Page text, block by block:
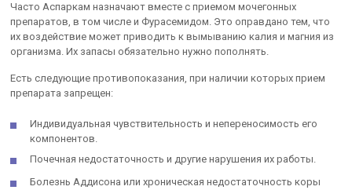
Часто Аспаркам назначают вместе с приемом мочегонных
препаратов, в том числе и Фурасемидом. Это оправдано тем, что
их воздействие может приводить к вымыванию калия и магния из
организма. Их запасы обязательно нужно пополнять.
Есть следующие противопоказания, при наличии которых прием
препарата запрещен:
Индивидуальная чувствительность и непереносимость его
компонентов.
Почечная недостаточность и другие нарушения их работы.
Болезнь Аддисона или хроническая недостаточность коры